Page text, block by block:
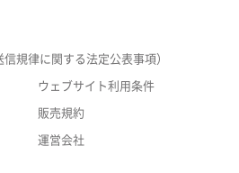
規律に関する法定公表事項）
ウェブサイト利用条件
販売規約
運営会社